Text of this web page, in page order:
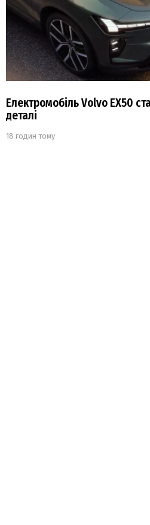
Електромобіль Volvo EX50
деталі
18 годин тому